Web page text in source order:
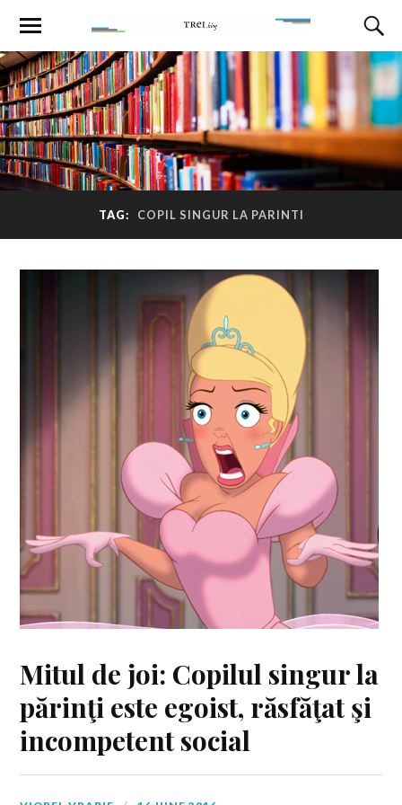
TAG: COPIL SINGUR LA PARINTI
Mitul de joi: Copilul singur la
părinţi este egoist, răsfăţat şi
incompetent social